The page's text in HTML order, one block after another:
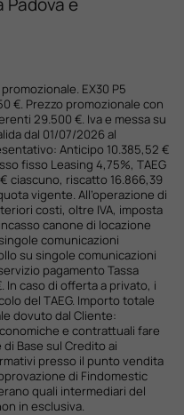
EX30 P5
€. Prezzo promozionale con
29.500 €. Iva e messa su
dal 01/07/2026 al
Anticipo 10.385,52 €
fisso Leasing 4,75%, TAEG
ciascuno, riscatto 16.866,39
vigente. All’operazione di
costi, oltre IVA, imposta
canone di locazione
comunicazioni
su singole comunicazioni
pagamento Tassa
In caso di offerta a privato, i
del TAEG. Importo totale
dovuto dal Cliente:
e contrattuali fare
Base sul Credito ai
presso il punto vendita
di Findomestic
quali intermediari del
in esclusiva.